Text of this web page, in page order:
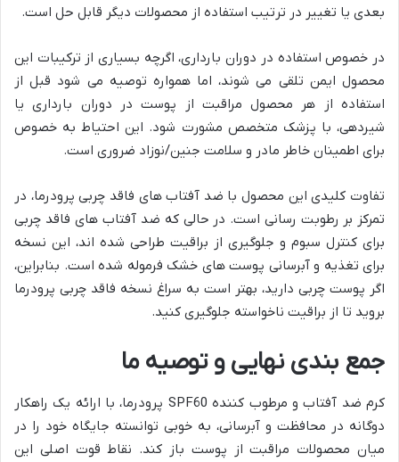
بعدی یا تغییر در ترتیب استفاده از محصولات دیگر قابل حل است.
در خصوص استفاده در دوران بارداری، اگرچه بسیاری از ترکیبات این
محصول ایمن تلقی می شوند، اما همواره توصیه می شود قبل از
استفاده از هر محصول مراقبت از پوست در دوران بارداری یا
شیردهی، با پزشک متخصص مشورت شود. این احتیاط به خصوص
برای اطمینان خاطر مادر و سلامت جنین/نوزاد ضروری است.
تفاوت کلیدی این محصول با ضد آفتاب های فاقد چربی پرودرما، در
تمرکز بر رطوبت رسانی است. در حالی که ضد آفتاب های فاقد چربی
برای کنترل سبوم و جلوگیری از براقیت طراحی شده اند، این نسخه
برای تغذیه و آبرسانی پوست های خشک فرموله شده است. بنابراین،
اگر پوست چربی دارید، بهتر است به سراغ نسخه فاقد چربی پرودرما
بروید تا از براقیت ناخواسته جلوگیری کنید.
جمع بندی نهایی و توصیه ما
کرم ضد آفتاب و مرطوب کننده SPF60 پرودرما، با ارائه یک راهکار
دوگانه در محافظت و آبرسانی، به خوبی توانسته جایگاه خود را در
میان محصولات مراقبت از پوست باز کند. نقاط قوت اصلی این